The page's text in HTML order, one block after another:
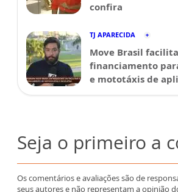
confira
TJ APARECIDA
Move Brasil facilita
financiamento
e mototáxis de
Seja o primeiro a
Os comentários e avaliações são de
seus autores e não representam a opinião